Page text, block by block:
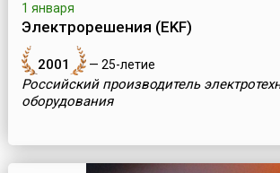
1 января
Электрорешения (EKF)
2001 — 25-летие
Российский производитель
оборудования